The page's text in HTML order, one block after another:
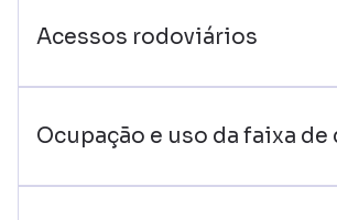
Acessos rodoviários
Ocupação e uso da faixa